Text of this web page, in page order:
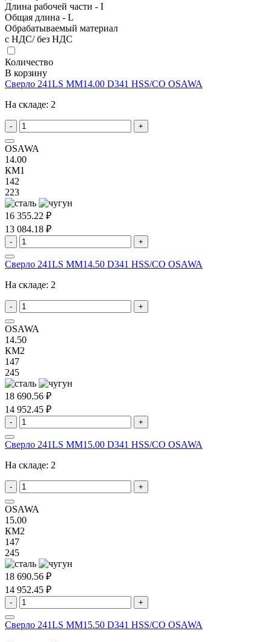
Длина рабочей части - I
Общая длина - L
Обрабатываемый материал
с НДС/ без НДС
Количество
В корзину
Сверло 241LS MM14.00 D341 HSS/CO OSAWA
На складе: 2
- +
OSAWA
14.00
КМ1
142
223
16 355.22 ₽
13 084.18 ₽
- +
Сверло 241LS MM14.50 D341 HSS/CO OSAWA
На складе: 2
- +
OSAWA
14.50
КМ2
147
245
18 690.56 ₽
14 952.45 ₽
- +
Сверло 241LS MM15.00 D341 HSS/CO OSAWA
На складе: 2
- +
OSAWA
15.00
КМ2
147
245
18 690.56 ₽
14 952.45 ₽
- +
Сверло 241LS MM15.50 D341 HSS/CO OSAWA